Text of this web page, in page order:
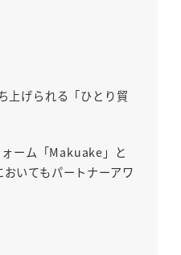
上げられる「ひとり貿
ーム「Makuake」と
いてもパートナーアワ